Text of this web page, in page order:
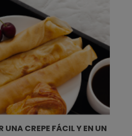
UNA CREPE FÁCIL Y EN UN